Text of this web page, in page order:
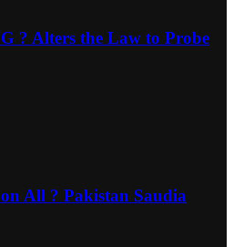
? Alters the Law to Probe
All ? Pakistan Saudia